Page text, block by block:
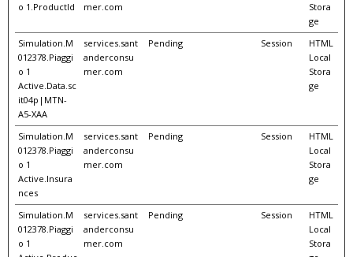
o 1.ProductId
mer.com
Stora
ge
Simulation.M
012378.Piaggi
o 1
Active.Data.sc
it04p|MTN-
A5-XAA
services.sant
anderconsu
mer.com
Pending Session
HTML
Local
Stora
ge
Simulation.M
012378.Piaggi
o 1
Active.Insura
nces
services.sant
anderconsu
mer.com
Pending Session
HTML
Local
Stora
ge
Simulation.M
012378.Piaggi
o 1
services.sant
anderconsu
mer.com
Pending Session
HTML
Local
Stora